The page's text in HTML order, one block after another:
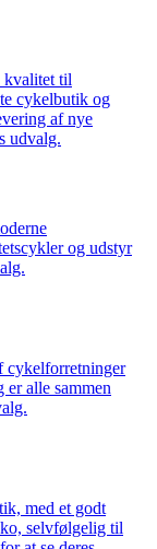
kvalitet til
cykelbutik og
af nye
udvalg.
og udstyr
cykelforretninger
alle sammen
med et godt
selvfølgelig til